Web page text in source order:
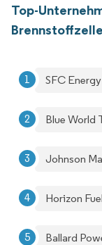
Top-
Brennstoffzelle
SFC
Blue World
Johnson
Horizon
Ballard